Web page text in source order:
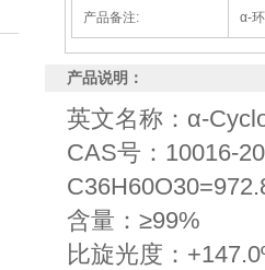
产品备注: α-
产品说明：
英文名称：α-
CAS号：10016-
含量：≥99%
比旋光度：